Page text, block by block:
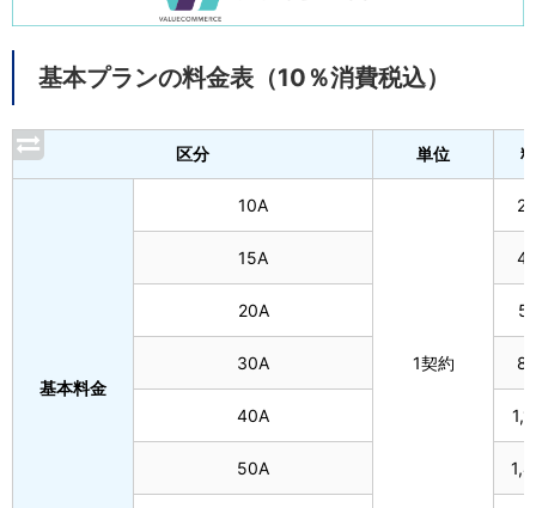
基本プランの料金表（10％消費税込）
区分 単位
基本料金
10A
1契約
15A
20A
30A
40A
50A